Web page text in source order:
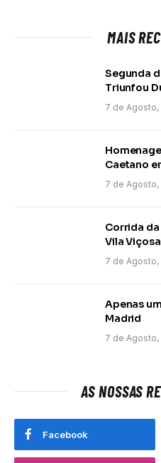
MAIS
Segunda
Triunfou
7 de Agosto,
Caetano
7 de Agosto,
Corrida
Vila
7 de Agosto,
Apenas
Madrid
7 de Agosto,
AS NOSSAS
Facebook